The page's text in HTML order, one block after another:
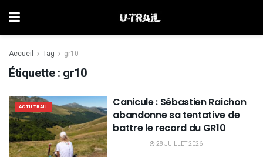
Accueil Tag gr10
Étiquette : gr10
ACTU TRAIL
Canicule : Sébastien Raichon
abandonne sa tentative de
battre le record du GR10
28 JUILLET 2026